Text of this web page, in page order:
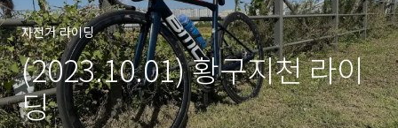
자전거 라이딩
(2023.10.01) 황구지천 라이
딩